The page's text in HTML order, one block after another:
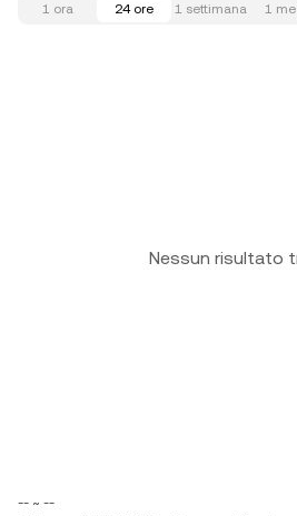
1 ora 24 ore 1 settimana 1
Nessun risultato
-- ~ --